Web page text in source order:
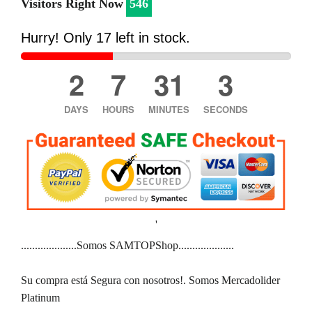
Visitors Right Now 546
Hurry! Only 16 left in stock.
2
DAYS
7
HOURS
31
MINUTES
2
SECONDS
'
....................Somos SAMTOPShop....................
Su compra está Segura con nosotros!. Somos Mercadolider
Platinum